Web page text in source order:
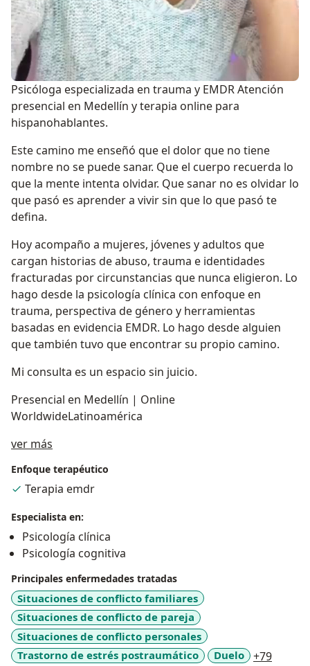
Psicóloga especializada en trauma y EMDR Atención
presencial en Medellín y terapia online para
hispanohablantes.
Este camino me enseñó que el dolor que no tiene
nombre no se puede sanar. Que el cuerpo recuerda lo
que la mente intenta olvidar. Que sanar no es olvidar lo
que pasó es aprender a vivir sin que lo que pasó te
defina.
Hoy acompaño a mujeres, jóvenes y adultos que
cargan historias de abuso, trauma e identidades
fracturadas por circunstancias que nunca eligieron. Lo
hago desde la psicología clínica con enfoque en
trauma, perspectiva de género y herramientas
basadas en evidencia EMDR. Lo hago desde alguien
que también tuvo que encontrar su propio camino.
Mi consulta es un espacio sin juicio.
Presencial en Medellín | Online
WorldwideLatinoamérica
ver más
Enfoque terapéutico
Terapia emdr
Especialista en:
Psicología clínica
Psicología cognitiva
Principales enfermedades tratadas
Situaciones de conflicto familiares
Situaciones de conflicto de pareja
Situaciones de conflicto personales
Trastorno de estrés postraumático
Duelo +79